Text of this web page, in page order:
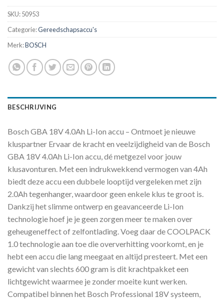
SKU:50953
Categorie:Gereedschapsaccu's
Merk:BOSCH
BESCHRIJVING
Bosch GBA 18V 4.0Ah Li-Ion accu – Ontmoet je nieuwe
kluspartner Ervaar de kracht en veelzijdigheid van de Bosch
GBA 18V 4.0Ah Li-Ion accu, dé metgezel voor jouw
klusavonturen. Met een indrukwekkend vermogen van 4Ah
biedt deze accu een dubbele looptijd vergeleken met zijn
2.0Ah tegenhanger, waardoor geen enkele klus te groot is.
Dankzij het slimme ontwerp en geavanceerde Li-Ion
technologie hoef je je geen zorgen meer te maken over
geheugeneffect of zelfontlading. Voeg daar de COOLPACK
1.0 technologie aan toe die oververhitting voorkomt, en je
hebt een accu die lang meegaat en altijd presteert. Met een
gewicht van slechts 600 gram is dit krachtpakket een
lichtgewicht waarmee je zonder moeite kunt werken.
Compatibel binnen het Bosch Professional 18V systeem,